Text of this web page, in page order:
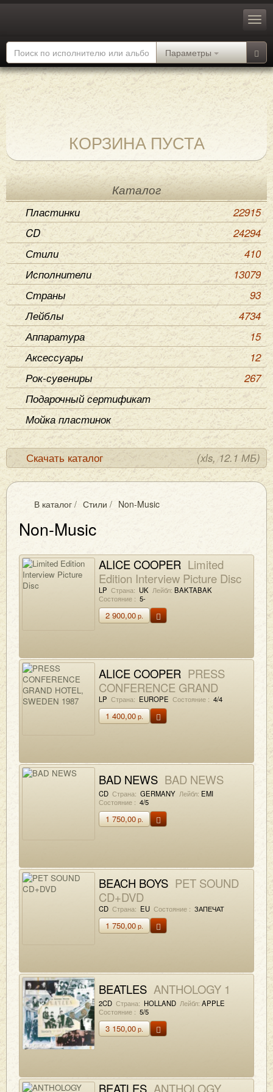
Параметры
КОРЗИНА ПУСТА
Каталог
Пластинки
22915
CD
24294
Стили
410
Исполнители
13079
Страны
93
Лейблы
4734
Аппаратура
15
Аксессуары
12
Рок-сувениры
267
Подарочный сертификат
Мойка пластинок
Скачать каталог (xls, 12.1 МБ)
В каталог / Стили / Non-Music
Non-Music
ALICE COOPER Limited
Edition Interview Picture Disc
LP Страна: UK Лейбл: BAKTABAK
Состояние : 5-
2 900,00р.
ALICE COOPER PRESS
CONFERENCE GRAND
HOTEL, SWEDEN 1987
LP Страна: EUROPE Состояние : 4/4
1 400,00р.
BAD NEWS BAD NEWS
CD Страна: GERMANY Лейбл: EMI
Состояние : 4/5
1 750,00р.
BEACH BOYS PET SOUND
CD+DVD
CD Страна: EU Состояние : ЗАПЕЧАТ
1 750,00р.
BEATLES ANTHOLOGY 1
2CD Страна: HOLLAND Лейбл: APPLE
Состояние : 5/5
3 150,00р.
BEATLES ANTHOLOGY